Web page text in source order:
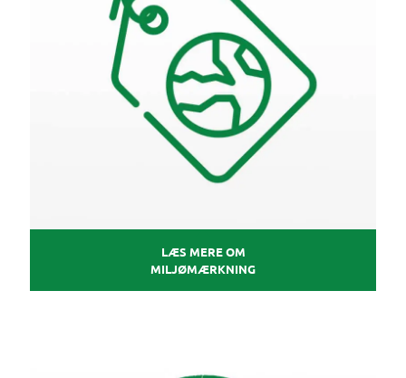
LÆS MERE OM
MILJØMÆRKNING